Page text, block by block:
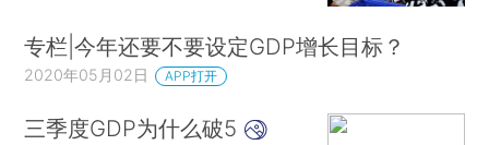
专栏|今年还要不要设定GDP增长目标？
2020年05月02日 APP打开
三季度GDP为什么破5